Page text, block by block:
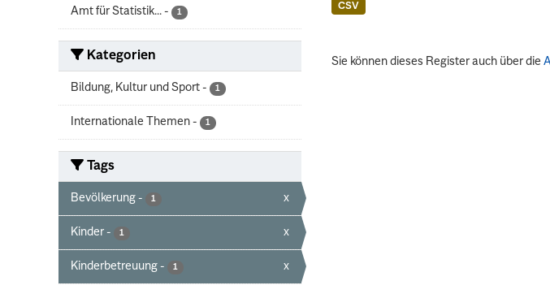
Amt für Statistik... - 1
Kategorien
Bildung, Kultur und Sport - 1
Internationale Themen - 1
Tags
Bevölkerung - 1 x
Kinder - 1 x
Kinderbetreuung - 1 x
CSV
Sie können dieses Register auch über die